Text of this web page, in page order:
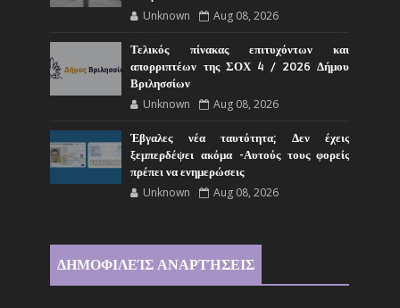
Unknown Aug 08, 2026
Τελικός πίνακας επιτυχόντων και
απορριπτέων της ΣΟΧ 4 / 2026 Δήμου
Βριλησσίων
Unknown Aug 08, 2026
Έβγαλες νέα ταυτότητα; Δεν έχεις
ξεμπερδέψει ακόμα -Αυτούς τους φορείς
πρέπει να ενημερώσεις
Unknown Aug 08, 2026
ΔΗΜΟΦΙΛΕΊΣ ΑΝΑΡΤΉΣΕΙΣ